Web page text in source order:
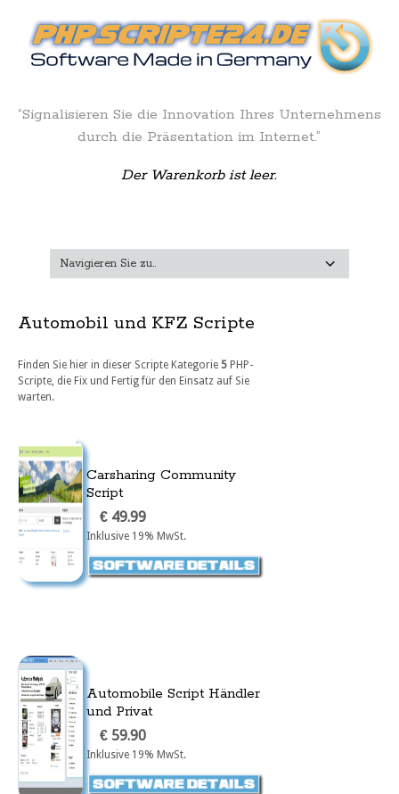
“Signalisieren Sie die Innovation Ihres Unternehmens
durch die Präsentation im Internet.”
Der Warenkorb ist leer.
Automobil und KFZ Scripte
Finden Sie hier in dieser Scripte Kategorie 5 PHP-
Scripte, die Fix und Fertig für den Einsatz auf Sie
warten.
Carsharing Community
Script
€ 49.99
Inklusive 19% MwSt.
Automobile Script Händler
und Privat
€ 59.90
Inklusive 19% MwSt.